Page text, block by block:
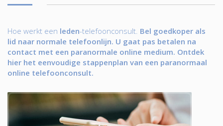
Hoe werkt een leden-telefoonconsult. Bel goedkoper als
lid naar normale telefoonlijn. U gaat pas betalen na
contact met een paranormale online medium. Ontdek
hier het eenvoudige stappenplan van een paranormaal
online telefoonconsult.